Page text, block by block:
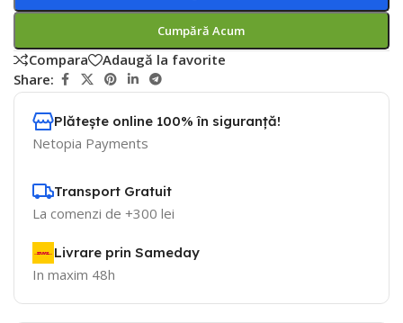
Cumpără Acum
Compara
Adaugă la favorite
Share:
Plătește online 100% în siguranță!
Netopia Payments
Transport Gratuit
La comenzi de +300 lei
Livrare prin Sameday
In maxim 48h